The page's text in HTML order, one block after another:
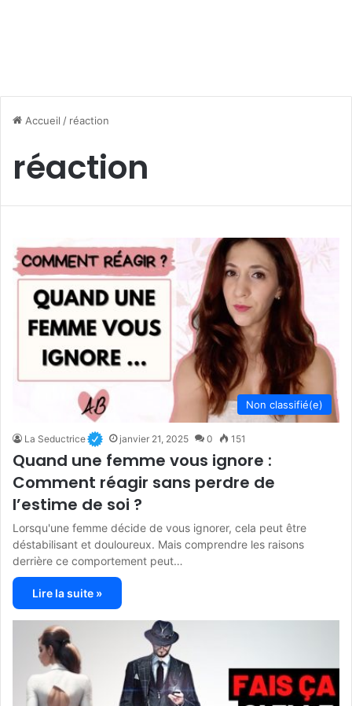
Accueil / réaction
réaction
Non classifié(e)
La Seductrice janvier 21, 2025 0 151
Quand une femme vous ignore :
Comment réagir sans perdre de
l’estime de soi ?
Lorsqu'une femme décide de vous ignorer, cela peut être
déstabilisant et douloureux. Mais comprendre les raisons
derrière ce comportement peut…
Lire la suite »